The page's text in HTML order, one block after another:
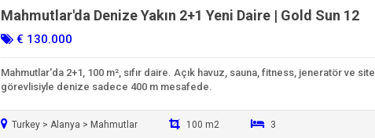
Mahmutlar'da Denize Yakın 2+1 Yeni Daire | Gold Sun 12
€ 130.000
Mahmutlar'da 2+1, 100 m², sıfır daire. Açık havuz, sauna, fitness, jeneratör ve site
görevlisiyle denize sadece 400 m mesafede.
Turkey > Alanya > Mahmutlar 100 m2 3